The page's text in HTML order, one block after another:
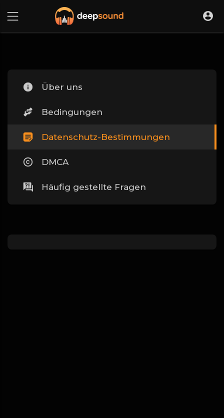
Über uns
Bedingungen
Datenschutz-Bestimmungen
DMCA
Häufig gestellte Fragen